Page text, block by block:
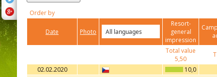
Order by
Date Photo
Resort-
general
impression
Total value
5,50
02.02.2020
10,0